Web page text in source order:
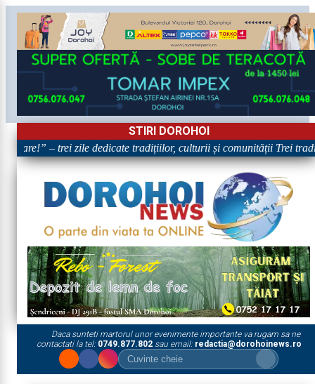
STIRI DOROHOI
– trei zile dedicate tradițiilor, culturii și comunității Trei
Daca sunteti martorul unor evenimente importante va rugam sa ne
contactati la tel: 0749.877.802sau email: redactia@dorohoinews.ro